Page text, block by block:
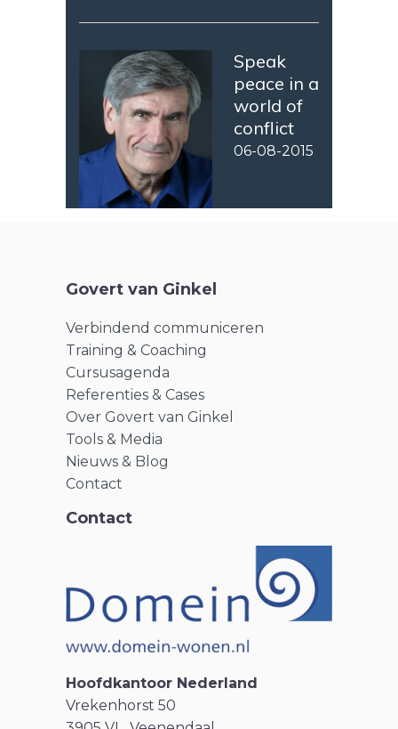
Speak
peace in a
world of
conflict
06-08-2015
Govert van Ginkel
Verbindend communiceren
Training & Coaching
Cursusagenda
Referenties & Cases
Over Govert van Ginkel
Tools & Media
Nieuws & Blog
Contact
Contact
Hoofdkantoor Nederland
Vrekenhorst 50